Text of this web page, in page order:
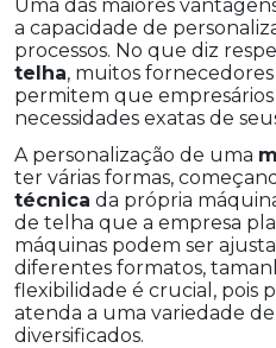
Uma das maiores
a capacidade de
processos. No que diz
telha, muitos
permitem que
necessidades exatas de
A personalização de uma
ter várias formas,
técnica da própria
de telha que a empresa
máquinas podem ser
diferentes formatos,
flexibilidade é crucial, pois
atenda a uma variedade
diversificados.